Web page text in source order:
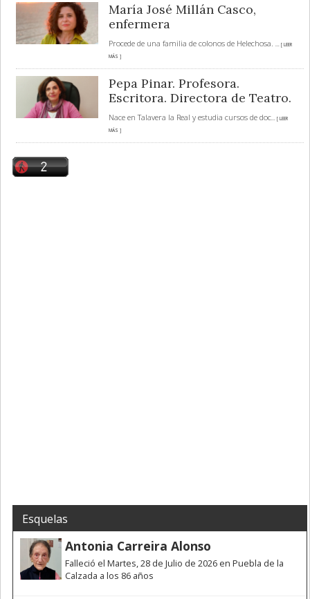
María José Millán Casco,
enfermera
Procede de una familia de colonos de Helechosa.
... [ LEER
MÁS ]
Pepa Pinar. Profesora.
Escritora. Directora de Teatro.
Nace en Talavera la Real y estudia cursos de doc... [ LEER
MÁS ]
Esquelas
Antonia Carreira Alonso
Falleció el Martes, 28 de Julio de 2026 en Puebla de la
Calzada a los 86 años